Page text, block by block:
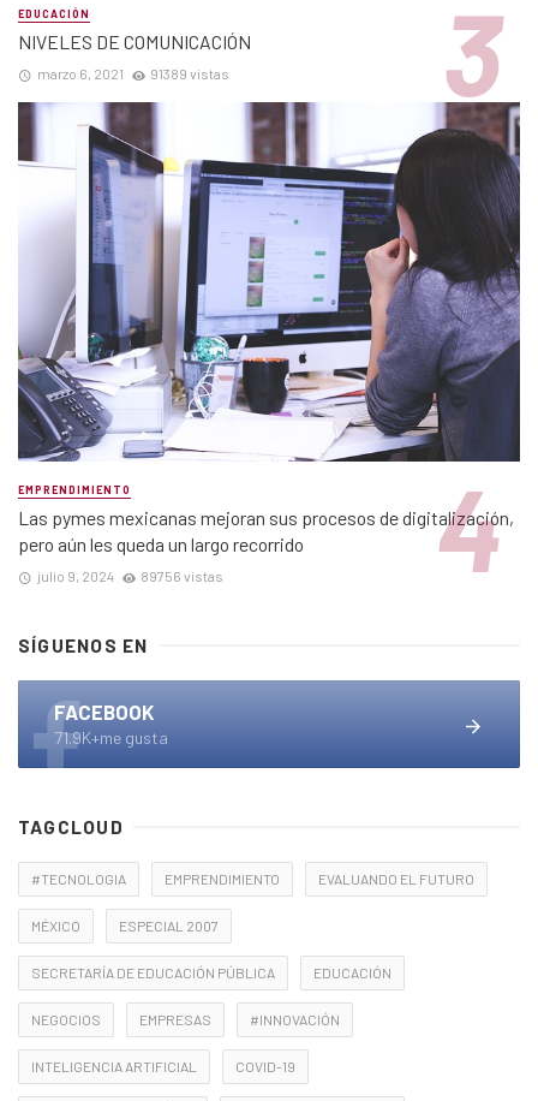
EDUCACIÓN
NIVELES DE COMUNICACIÓN
marzo 6, 2021 91389 vistas
EMPRENDIMIENTO
Las pymes mexicanas mejoran sus procesos de digitalización,
pero aún les queda un largo recorrido
julio 9, 2024 89756 vistas
SÍGUENOS EN
FACEBOOK
71.9K+me gusta
TAGCLOUD
#TECNOLOGIA EMPRENDIMIENTO EVALUANDO EL FUTURO
MÉXICO ESPECIAL 2007
SECRETARÍA DE EDUCACIÓN PÚBLICA EDUCACIÓN
NEGOCIOS EMPRESAS #INNOVACIÓN
INTELIGENCIA ARTIFICIAL COVID-19